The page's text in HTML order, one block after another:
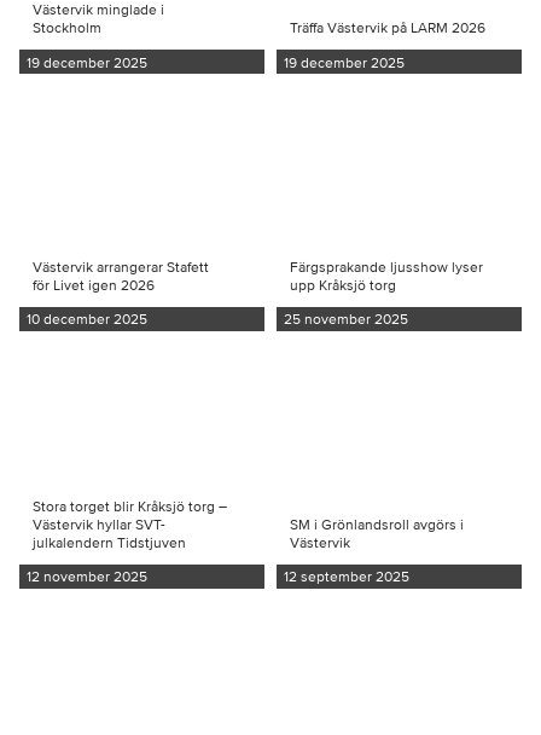
Västervik minglade i
Stockholm
19 december 2025
Träffa Västervik på LARM 2026
19 december 2025
Västervik arrangerar Stafett
för Livet igen 2026
10 december 2025
Färgsprakande ljusshow lyser
upp Kråksjö torg
25 november 2025
Stora torget blir Kråksjö torg –
Västervik hyllar SVT-
julkalendern Tidstjuven
12 november 2025
SM i Grönlandsroll avgörs i
Västervik
12 september 2025